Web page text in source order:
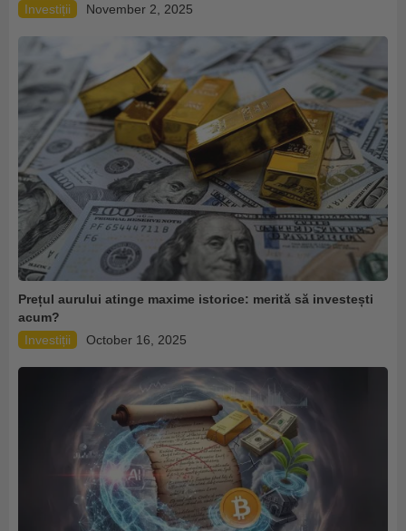
Investiții
November 2, 2025
Prețul aurului atinge maxime istorice: merită să investești
acum?
Investiții
October 16, 2025